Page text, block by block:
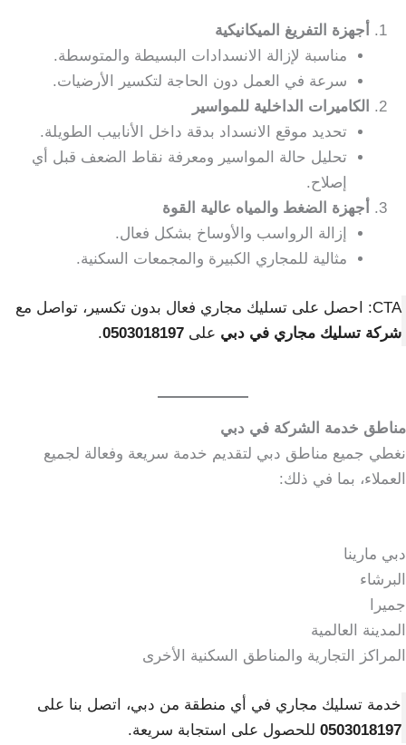
أجهزة التفريغ الميكانيكية
مناسبة لإزالة الانسدادات البسيطة والمتوسطة.
سرعة في العمل دون الحاجة لتكسير الأرضيات.
الكاميرات الداخلية للمواسير
تحديد موقع الانسداد بدقة داخل الأنابيب الطويلة.
تحليل حالة المواسير ومعرفة نقاط الضعف قبل أي
إصلاح.
أجهزة الضغط والمياه عالية القوة
إزالة الرواسب والأوساخ بشكل فعال.
مثالية للمجاري الكبيرة والمجمعات السكنية.
CTA: احصل على تسليك مجاري فعال بدون تكسير، تواصل مع
شركة تسليك مجاري في دبي على 0503018197
.
مناطق خدمة الشركة في دبي
نغطي جميع مناطق دبي لتقديم خدمة سريعة وفعالة لجميع
العملاء، بما في ذلك:
دبي مارينا
البرشاء
جميرا
المدينة العالمية
المراكز التجارية والمناطق السكنية الأخرى
خدمة تسليك مجاري في أي منطقة من دبي، اتصل بنا على
0503018197 للحصول على استجابة سريعة.